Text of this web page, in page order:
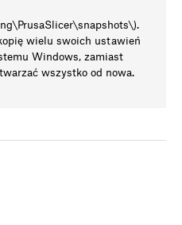
wielu swoich ustawień
Windows, zamiast
wszystko od nowa.